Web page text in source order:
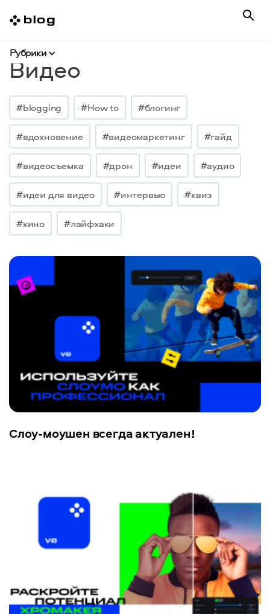
Рубрики
Видео
#blogging #How to #блогинг
#вдохновение #видеомаркетинг #гайд
#видеосъемка #дрон #идеи #аудио
#идеи для видео #интервью #квиз
#кино #лайфхаки
Cлоу-моушен всегда актуален!